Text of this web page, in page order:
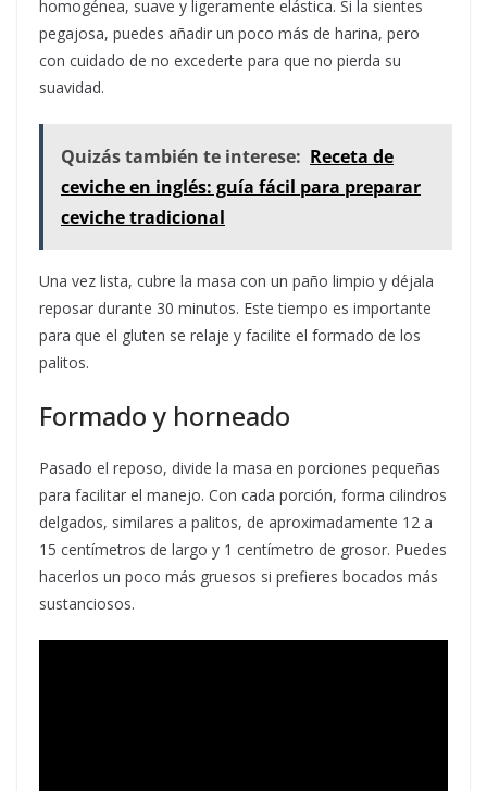
homogénea, suave y ligeramente elástica. Si la sientes
pegajosa, puedes añadir un poco más de harina, pero
con cuidado de no excederte para que no pierda su
suavidad.
Quizás también te interese: Receta de
ceviche en inglés: guía fácil para preparar
ceviche tradicional
Una vez lista, cubre la masa con un paño limpio y déjala
reposar durante 30 minutos. Este tiempo es importante
para que el gluten se relaje y facilite el formado de los
palitos.
Formado y horneado
Pasado el reposo, divide la masa en porciones pequeñas
para facilitar el manejo. Con cada porción, forma cilindros
delgados, similares a palitos, de aproximadamente 12 a
15 centímetros de largo y 1 centímetro de grosor. Puedes
hacerlos un poco más gruesos si prefieres bocados más
sustanciosos.